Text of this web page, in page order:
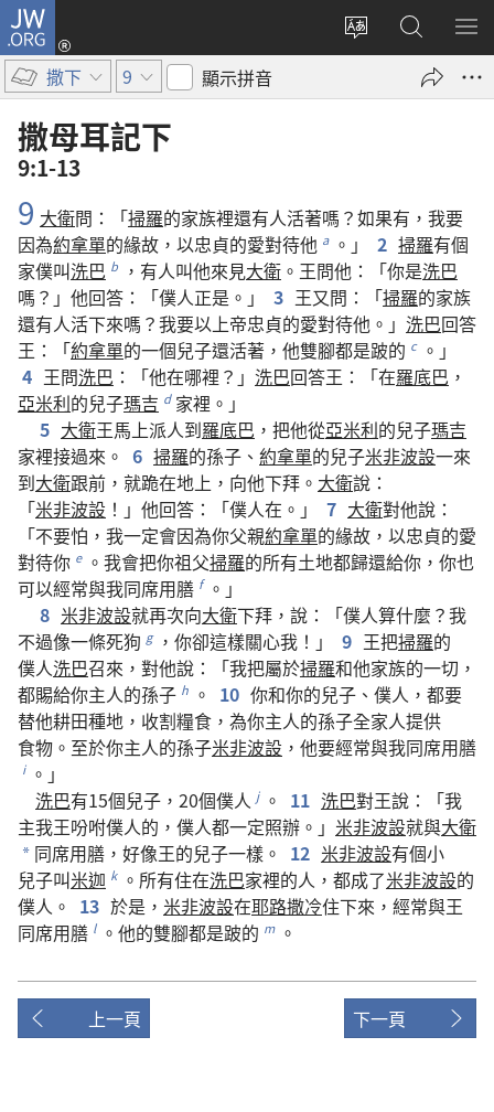
JW.ORG
更
網
登
入
啟
搜
尋
JW.ORG
顯
選
撒下 9 顯示拼音
撒母耳記下
9:1-13
9 大衛問 ：「掃羅的家族裡還有人活著嗎 ？如果有 ， 我要
因為約拿單的緣故 ， 以忠貞的愛對待他 a 。」 2 掃羅有個
家僕叫洗巴 b ， 有人叫他來見大衛 。 王問他 ：「你是洗巴
嗎 ？」 他回答 ：「僕人正是 。」 3 王又問 ：「掃羅的家族
還有人活下來嗎 ？我要以上帝忠貞的愛對待他 。」 洗巴回答
王 ：「約拿單的一個兒子還活著 ， 他雙腳都是跛的 c 。」
4 王問洗巴 ：「他在哪裡 ？」 洗巴回答王 ：「在羅底巴 ，
亞米利的兒子瑪吉 d 家裡 。」
5 大衛王馬上派人到羅底巴 ， 把他從亞米利的兒子瑪吉
家裡接過來 。 6 掃羅的孫子 、 約拿單的兒子米非波設一來
到大衛跟前 ， 就跪在地上 ， 向他下拜 。 大衛說 ：
「米非波設 ！」 他回答 ：「僕人在 。」 7 大衛對他說 ：
「不要怕 ， 我一定會因為你父親約拿單的緣故 ， 以忠貞的愛
對待你 e 。 我會把你祖父掃羅的所有土地都歸還給你 ， 你也
可以經常與我同席用膳 f 。」
8 米非波設就再次向大衛下拜 ， 說 ：「僕人算什麼 ？我
不過像一條死狗 g ， 你卻這樣關心我 ！」 9 王把掃羅的
僕人洗巴召來 ， 對他說 ：「我把屬於掃羅和他家族的一切 ，
都賜給你主人的孫子 h 。 10 你和你的兒子 、 僕人 ， 都要
替他耕田種地 ， 收割糧食 ， 為你主人的孫子全家人提供
食物 。 至於你主人的孫子米非波設 ， 他要經常與我同席用膳
i 。」
洗巴有15個兒子 ，20個僕人 j 。 11 洗巴對王說 ：「我
主我王吩咐僕人的 ， 僕人都一定照辦 。」 米非波設就與大衛
* 同席用膳 ， 好像王的兒子一樣 。 12 米非波設有個小
兒子叫米迦 k 。 所有住在洗巴家裡的人 ， 都成了米非波設的
僕人 。 13 於是 ， 米非波設在耶路撒冷住下來 ， 經常與王
同席用膳 l 。 他的雙腳都是跛的 m 。
上一頁 下一頁